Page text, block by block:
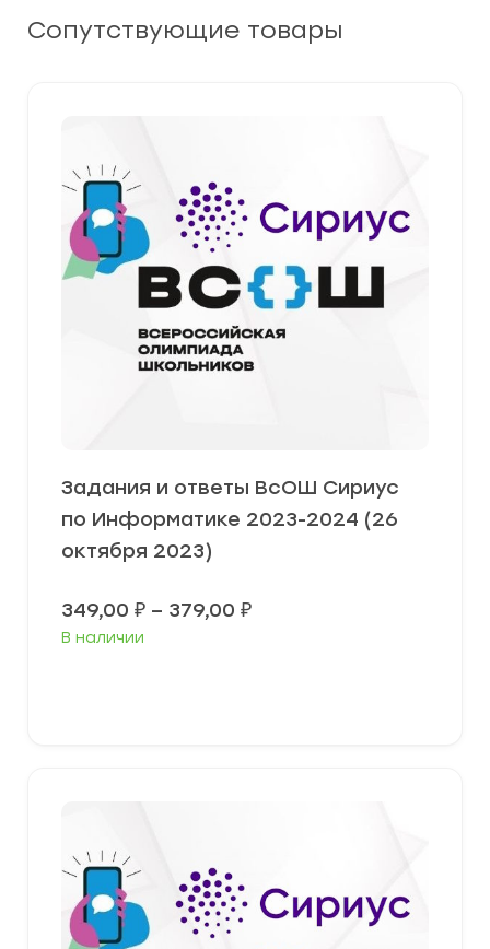
Сопутствующие товары
Задания и ответы ВсОШ Сириус
по Информатике 2023-2024 (26
октября 2023)
349,00 ₽ – 379,00 ₽Диапазон
В наличии